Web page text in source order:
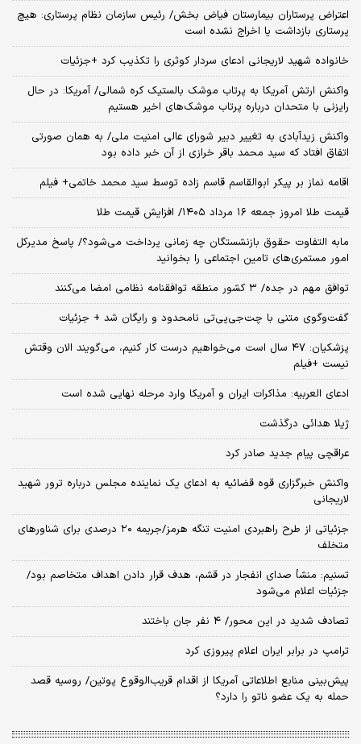
اعتراض پرستاران بیمارستان فیاض بخش/ رئیس سازمان نظام پرستاری: هیچ
پرستاری بازداشت یا اخراج نشده است
خانواده شهید لاریجانی ادعای سردار کوثری را تکذیب کرد +جزئیات
واکنش ارتش آمریکا به پرتاب موشک بالستیک کره شمالی/ آمریکا: در حال
رایزنی با متحدان درباره پرتاب موشک‌های اخیر هستیم
واکنش زیدآبادی به تغییر دبیر شورای عالی امنیت ملی/ به همان صورتی
اتفاق افتاد که سید محمد باقر خرازی از آن خبر داده بود
اقامه نماز بر پیکر ابوالقاسم قاسم زاده توسط سید محمد خاتمی+ فیلم
قیمت طلا امروز جمعه ۱۶ مرداد ۱۴۰۵/ افزایش قیمت طلا
مابه التفاوت حقوق بازنشستگان چه زمانی پرداخت می‌شود؟/ پاسخ مدیرکل
امور مستمری‌های تامین اجتماعی را بخوانید
توافق مهم در جده/ ۳ کشور منطقه توافقنامه نظامی امضا می‌کنند
گفت‌وگوی متنی با چت‌جی‌پی‌تی نامحدود و رایگان شد + جزئیات
پزشکیان: ۴۷ سال است می‌خواهیم درست کار کنیم، می‌گویند الان وقتش
نیست +فیلم
ادعای العربیه: مذاکرات ایران و آمریکا وارد مرحله نهایی شده است
ژیلا هدائی درگذشت
عراقچی پیام جدید صادر کرد
واکنش خبرگزاری قوه قضائیه به ادعای یک نماینده مجلس درباره ترور شهید
لاریجانی
جزئیاتی از طرح راهبردی امنیت تنگه هرمز/جریمه ۲۰ درصدی برای شناورهای
متخلف
تسنیم: منشأ صدای انفجار در قشم، هدف قرار دادن اهداف متخاصم بود/
جزئیات اعلام می‌شود
تصادف شدید در این محور/ ۴ نفر جان باختند
ترامپ در برابر ایران اعلام پیروزی کرد
پیش‌بینی منابع اطلاعاتی آمریکا از اقدام قریب‌الوقوع پوتین/ روسیه قصد
حمله به یک عضو ناتو را دارد؟